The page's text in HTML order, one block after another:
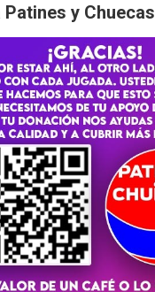
Patines y Chuecas